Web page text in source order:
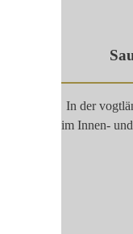
In der
im Innen-